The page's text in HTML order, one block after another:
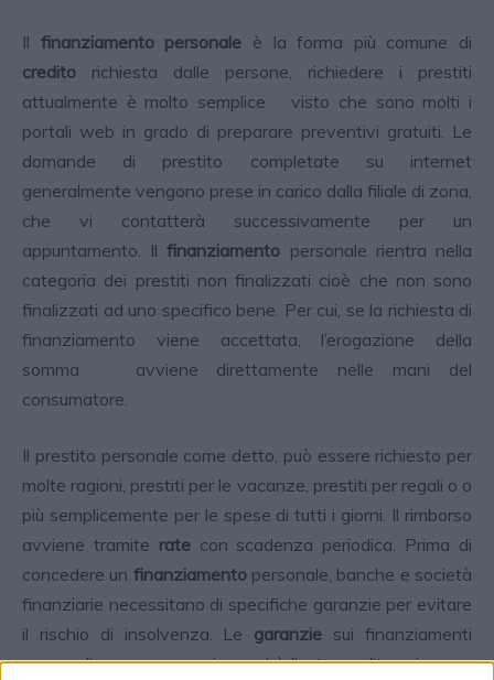
Il finanziamento personale è la forma più comune di
credito richiesta dalle persone, richiedere i prestiti
attualmente è molto semplice visto che sono molti i
portali web in grado di preparare preventivi gratuiti. Le
domande di prestito completate su internet
generalmente vengono prese in carico dalla filiale di zona,
che vi contatterà successivamente per un
appuntamento. Ilfinanziamento personale rientra nella
categoria dei prestiti non finalizzati cioè che non sono
finalizzati ad uno specifico bene. Per cui, se la richiesta di
finanziamento viene accettata, l’erogazione della
somma avviene direttamente nelle mani del
consumatore.
Il prestito personale come detto, può essere richiesto per
molte ragioni, prestiti per le vacanze, prestiti per regali o o
più semplicemente per le spese di tutti i giorni. Il rimborso
avviene tramite ratecon scadenza periodica. Prima di
concedere un finanziamentopersonale, banche e società
finanziarie necessitano di specifiche garanzie per evitare
il rischio di insolvenza. Le garanzie sui finanziamenti
personali sono necessarie perchè l’ente creditore, in caso